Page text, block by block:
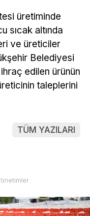
üretiminde
sıcak altında
ve üreticiler
Belediyesi
edilen ürünün
taleplerini
TÜM YAZILARI